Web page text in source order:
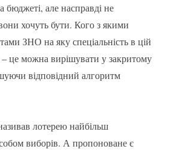
бюджеті, але насправді не
хочуть бути. Кого з якими
ЗНО на яку спеціальність в цій
– це можна вирішувати у закритому
відповідний алгоритм
лотерею найбільш
виборів. А пропоноване є